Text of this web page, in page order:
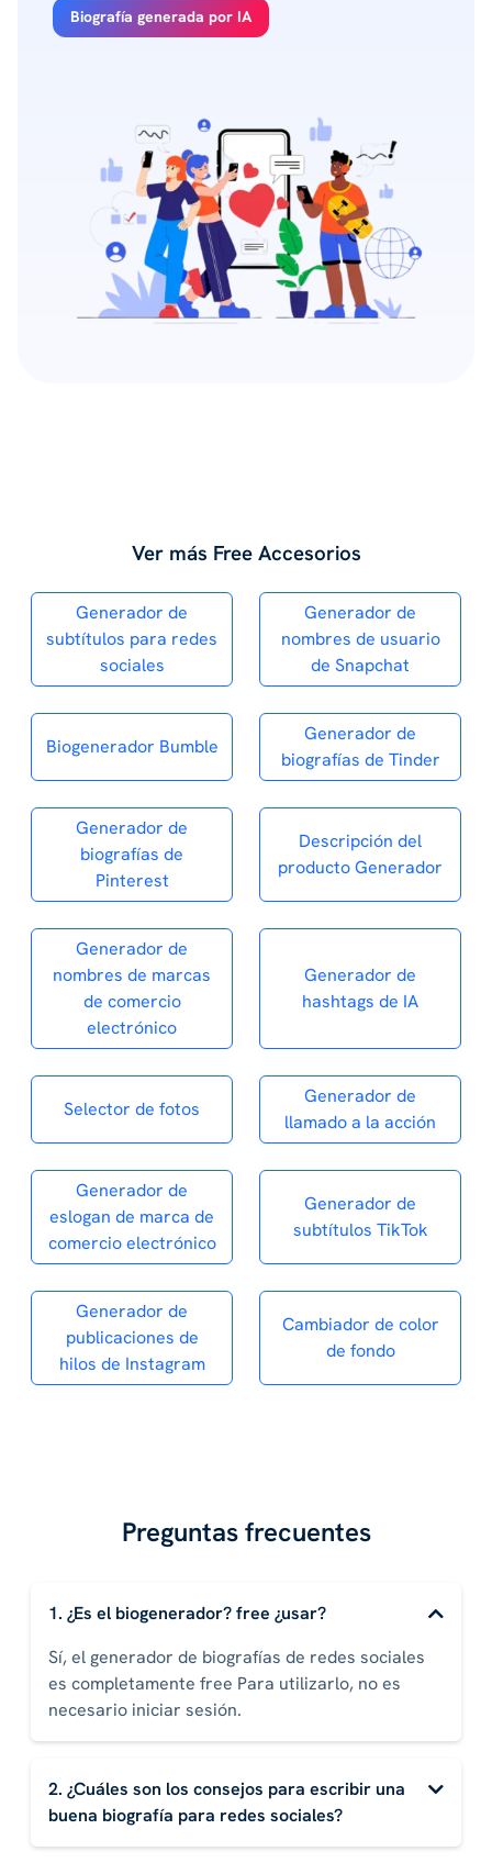
Biografía generada por IA
Ver más Free Accesorios
Generador de
subtítulos para redes
sociales
Generador de
nombres de usuario
de Snapchat
Biogenerador Bumble
Generador de
biografías de Tinder
Generador de
biografías de
Pinterest
Descripción del
producto Generador
Generador de
nombres de marcas
de comercio
electrónico
Generador de
hashtags de IA
Selector de fotos
Generador de
llamado a la acción
Generador de
eslogan de marca de
comercio electrónico
Generador de
subtítulos TikTok
Generador de
publicaciones de
hilos de Instagram
Cambiador de color
de fondo
Preguntas frecuentes
1. ¿Es el biogenerador? free ¿usar?
Sí, el generador de biografías de redes sociales
es completamente free Para utilizarlo, no es
necesario iniciar sesión.
2. ¿Cuáles son los consejos para escribir una
buena biografía para redes sociales?